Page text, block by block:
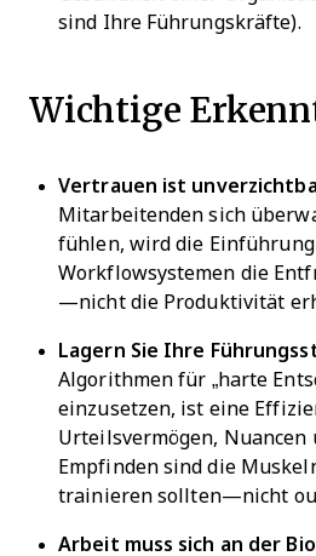
sind Ihre Führungskräfte).
Wichtige
Vertrauen ist
Mitarbeitenden sich
fühlen, wird die Einführung
Workflowsystemen die
—nicht die Produktivität
Lagern Sie Ihre
Algorithmen für „harte
einzusetzen, ist eine
Urteilsvermögen, Nuancen
Empfinden sind die
trainieren sollten—nicht
Arbeit muss sich an der